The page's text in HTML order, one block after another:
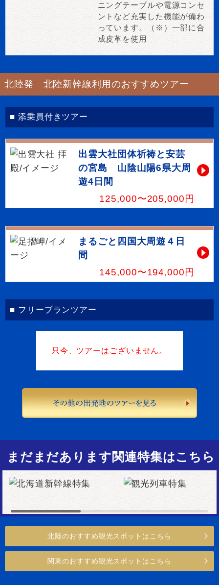
ニングテーブルや電源コンセ
ントなど充実した機能が備わ
っています。（※）一部に合
成皮革を使用
北陸発 北陸新幹線利用のおすすめツアー
■ 添乗員付きツアー
出雲大社団体祈祷と安芸
の宮島 山陰山陽6県大周
遊4日間
125,000〜205,000円
まるごと四国大周遊４日
間
145,000〜194,000円
■ フリープランツアー
只今、ツアーはございません。
まだまだあります関連特集はこちら
北陸のおすすめ観光スポットはこちら
関東のおすすめ観光スポットはこちら